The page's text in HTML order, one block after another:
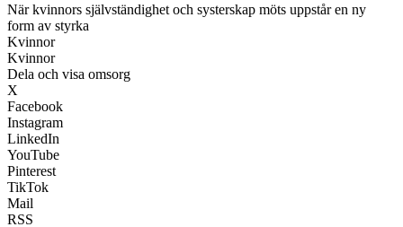
När kvinnors självständighet och systerskap möts uppstår en ny
form av styrka
Kvinnor
Kvinnor
Dela och visa omsorg
X
Facebook
Instagram
LinkedIn
YouTube
Pinterest
TikTok
Mail
RSS